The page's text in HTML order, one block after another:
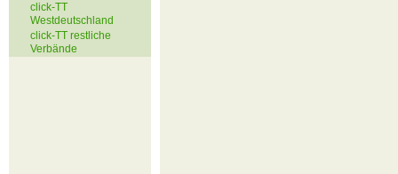
click-TT
Westdeutschland
click-TT restliche
Verbände